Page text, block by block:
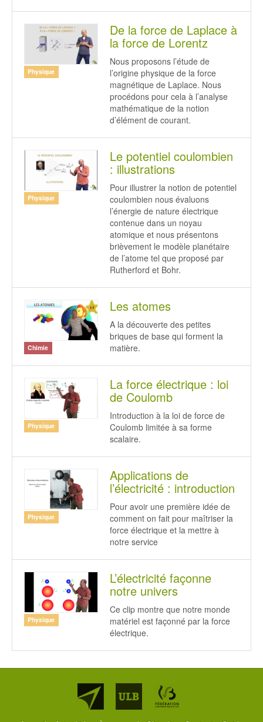
Physique
De la force de Laplace à
la force de Lorentz
Nous proposons l’étude de
l’origine physique de la force
magnétique de Laplace. Nous
procédons pour cela à l’analyse
mathématique de la notion
d’élément de courant.
Physique
Le potentiel coulombien
: illustrations
Pour illustrer la notion de potentiel
coulombien nous évaluons
l’énergie de nature électrique
contenue dans un noyau
atomique et nous présentons
brièvement le modèle planétaire
de l’atome tel que proposé par
Rutherford et Bohr.
Chimie
Les atomes
A la découverte des petites
briques de base qui forment la
matière.
Physique
La force électrique : loi
de Coulomb
Introduction à la loi de force de
Coulomb limitée à sa forme
scalaire.
Physique
Applications de
l’électricité : introduction
Pour avoir une première idée de
comment on fait pour maîtriser la
force électrique et la mettre à
notre service
Physique
L’électricité façonne
notre univers
Ce clip montre que notre monde
matériel est façonné par la force
électrique.
Partenaires